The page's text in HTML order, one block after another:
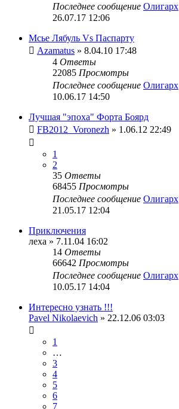
Последнее сообщение Олигарх
26.07.17 12:06
Мсье Лябуль Vs Паспарту
Azamatus » 8.04.10 17:48
4 Ответы
22085 Просмотры
Последнее сообщение Олигарх
10.06.17 14:50
Лучшая "эпоха" Форта Боярд
FB2012_Voronezh » 1.06.12 22:49
1
2
35 Ответы
68455 Просмотры
Последнее сообщение Олигарх
21.05.17 12:04
Приключения
леха » 7.11.04 16:02
14 Ответы
66642 Просмотры
Последнее сообщение Олигарх
10.05.17 14:04
Интересно узнать !!!
Pavel Nikolaevich » 22.12.06 03:03
1
…
3
4
5
6
7